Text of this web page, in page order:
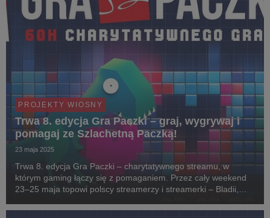
PROJEKTY WIOSNY
Trwa 8. edycja Gra Paczki – graj, wygrywaj i
pomagaj ze Szlachetną Paczką!
23 maja 2025
Trwa 8. edycja Gra Paczki – charytatywnego streamu, w
którym gaming łączy się z pomaganiem. Przez cały weekend
23–25 maja topowi polscy streamerzy i streamerki – Bladii,
wyzwania i wspierają jeden z największych ...